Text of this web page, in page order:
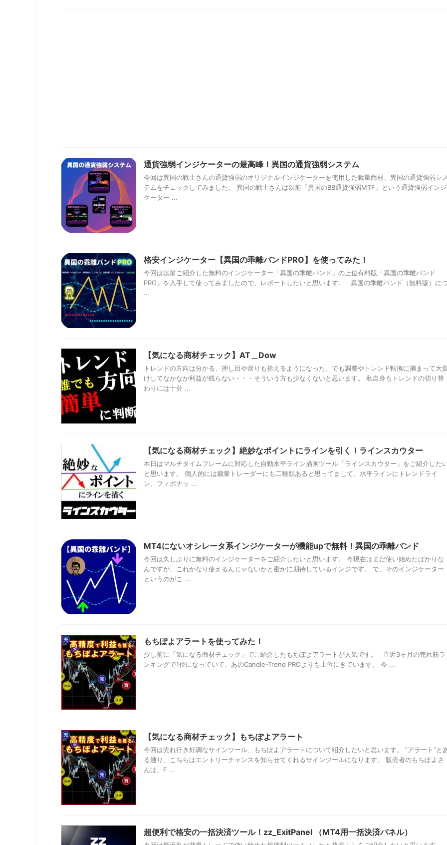
通貨強弱インジケーターの最高峰！異国の通貨強弱システム
今回は異国の戦士さんの通貨強弱のオリジナルインジケーターを使用した裁量商材、異国の通貨強弱シ
テムをチェックしてみました。 異国の戦士さんは以前「異国のBB通貨強弱MTF」という通貨強弱インジ
ケーター ...
格安インジケーター【異国の乖離バンドPRO】を使ってみた！
今回は以前ご紹介した無料のインジケーター「異国の乖離バンド」の上位有料版「異国の乖離バンド
PRO」を入手して使ってみましたので、レポートしたいと思います。 異国の乖離バンド（無料版）に
...
【気になる商材チェック】AT＿Dow
トレンドの方向は分かる、押し目や戻りも拾えるようになった、でも調整やトレンド転換に捕まって大
けしてなかなか利益が残らない・・・そういう方も少なくないと思います。 私自身もトレンドの切り替
わりには十分 ...
【気になる商材チェック】絶妙なポイントにラインを引く！ラインスカウター
本日はマルチタイムフレームに対応した自動水平ライン描画ツール「ラインスカウター」をご紹介した
と思います。 個人的には裁量トレーダーにも二種類あると思ってまして、水平ラインにトレンドライ
ン、フィボナッ ...
MT4にないオシレータ系インジケーターが機能upで無料！異国の乖離バンド
今回は久しぶりに無料のインジケーターをご紹介したいと思います。 今現在はまだ使い始めたばかりな
んですが、これかなり使えるんじゃないかと密かに期待しているインジです。 で、そのインジケーター
というのがこ ...
もちぽよアラートを使ってみた！
少し前に「気になる商材チェック」でご紹介したもちぽよアラートが人気です。 直近3ヶ月の売れ筋ラ
ンキングで1位になっていて、あのCandle-Trend PROよりも上位にきています。 今 ...
【気になる商材チェック】もちぽよアラート
今回は売れ行き好調なサインツール、もちぽよアラートについて紹介したいと思います。 “アラート”と
る通り、こちらはエントリーチャンスを知らせてくれるサインツールになります。 販売者のもちぽよさ
んは、F ...
超便利で格安の一括決済ツール！zz_ExitPanel （MT4用一括決済パネル）